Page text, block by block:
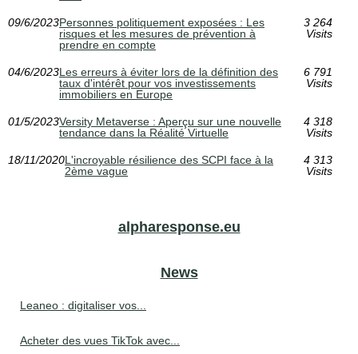
09/6/2023Personnes politiquement exposées : Les
risques et les mesures de prévention à
prendre en compte
3 264
Visits
04/6/2023Les erreurs à éviter lors de la définition des
taux d'intérêt pour vos investissements
immobiliers en Europe
6 791
Visits
01/5/2023Versity Metaverse : Aperçu sur une nouvelle
tendance dans la Réalité Virtuelle
4 318
Visits
18/11/2020L'incroyable résilience des SCPI face à la
2ème vague
4 313
Visits
alpharesponse.eu
News
Leaneo : digitaliser vos...
Acheter des vues TikTok avec...